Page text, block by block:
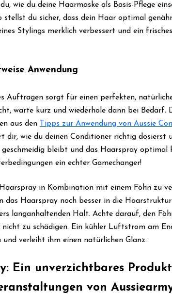
wie du deine Haarmaske als Basis-Pflege
stellst du sicher, dass dein Haar optimal
Stylings merklich verbessert und ein
Anwendung
Auftragen sorgt für einen perfekten,
warte kurz und wiederhole dann bei Bedarf.
aus den
Tipps zur Anwendung von Aussie
dir, wie du deinen Conditioner richtig dosierst
bleibt und das Haarspray optimal
ein echter Gamechanger!
in Kombination mit einem Föhn zu
das Haarspray noch besser in die
langanhaltenden Halt. Achte darauf, den
zu schädigen. Ein kühler Luftstrom am
verleiht ihm einen natürlichen Glanz.
Ein unverzichtbares
von